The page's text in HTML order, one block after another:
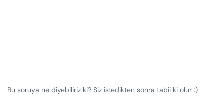
Bu soruya ne diyebiliriz ki? Siz istedikten sonra tabii ki olur :)